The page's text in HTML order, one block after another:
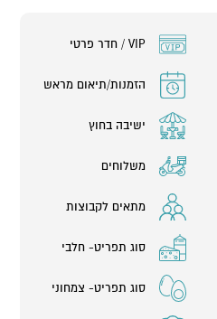
VIP / חדר פרטי
הזמנות/תיאום מראש
ישיבה בחוץ
משלוחים
מתאים לקבוצות
סוג תפריט- חלבי
סוג תפריט- צמחוני